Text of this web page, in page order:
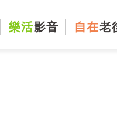
樂活影音 自在老